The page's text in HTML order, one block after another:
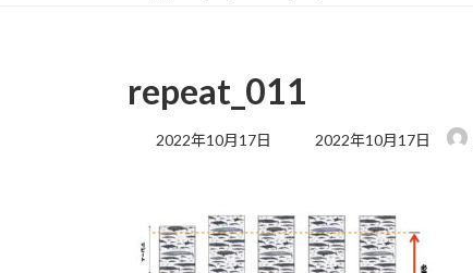
repeat_011
2022年10月17日
最
日
時
:
2022年10月17日